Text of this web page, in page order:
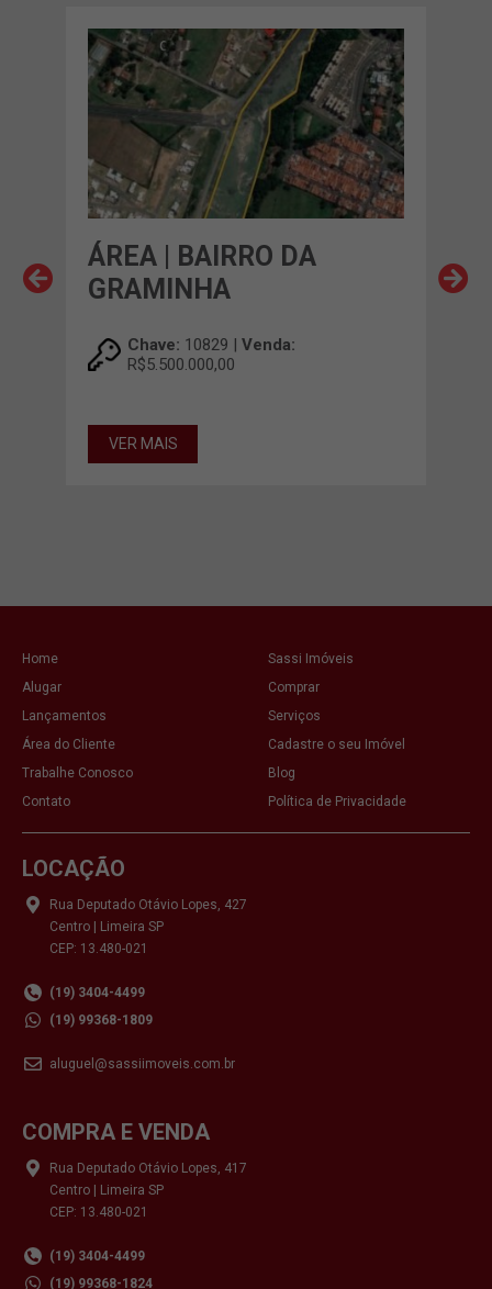
ÁREA | BAIRRO DA
GRAMINHA
Chave: 10829 | Venda:
R$5.500.000,00
VER MAIS
Home
Sassi Imóveis
Alugar
Comprar
Lançamentos
Serviços
Área do Cliente
Cadastre o seu Imóvel
Trabalhe Conosco
Blog
Contato
Política de Privacidade
LOCAÇÃO
Rua Deputado Otávio Lopes, 427
Centro | Limeira SP
CEP: 13.480-021
(19) 3404-4499
(19) 99368-1809
aluguel@sassiimoveis.com.br
COMPRA E VENDA
Rua Deputado Otávio Lopes, 417
Centro | Limeira SP
CEP: 13.480-021
(19) 3404-4499
(19) 99368-1824